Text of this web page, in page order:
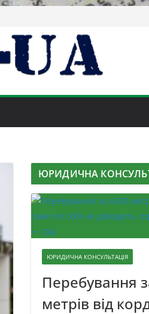
ЮРИДИЧНА
ЮРИДИЧНА КОНСУЛЬТАЦІЯ
Перебування
метрів від